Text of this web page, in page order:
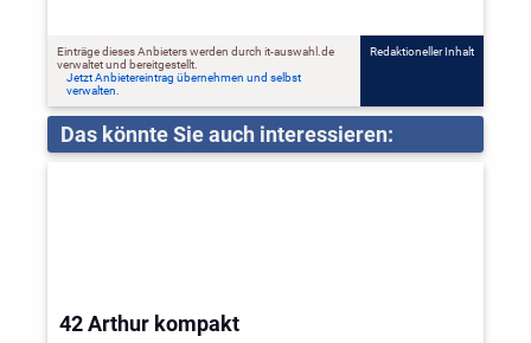
Einträge dieses Anbieters werden durch it-auswahl.de
verwaltet und bereitgestellt.
Jetzt Anbietereintrag übernehmen und selbst
verwalten.
Redaktioneller Inhalt
Das könnte Sie auch interessieren:
42 Arthur kompakt